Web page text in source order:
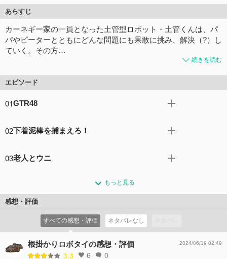
あらすじ
カーネギー家の一員となった土管型ロボット・土管くんは、パ
パやピーターとともにどんな問題にも果敢に挑み、解決（?）し
ていく。その方…
続きを読む
エピソード
01GTR48
も！ どうする？土管くん！(C)蛙男商会/DLE
02下着泥棒を捕まえろ！
はたして下着泥棒を逮捕できるのか！(C)蛙男商会/DLE
03老人とウニ
さん。いったい、どんな事情で？(C)蛙男商会/DLE
コメント0件
もっと見る
感想・評価
すべての感想・評価 ネタバレなし
根掛かりロボタイの感想・評価
3.3 6 0
2024/06/19 02:49